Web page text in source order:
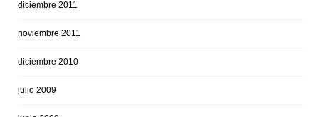
diciembre 2011
noviembre 2011
diciembre 2010
julio 2009